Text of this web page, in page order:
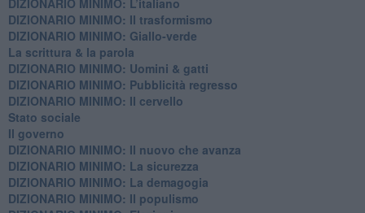
DIZIONARIO MINIMO: Il trasformismo
DIZIONARIO MINIMO: Giallo-verde
La scrittura & la parola
​DIZIONARIO MINIMO: Uomini & gatti
DIZIONARIO MINIMO: ​Pubblicità regresso
DIZIONARIO MINIMO: Il cervello
Stato sociale
Il governo
DIZIONARIO MINIMO: Il nuovo che avanza
DIZIONARIO MINIMO: La sicurezza
DIZIONARIO MINIMO: La demagogia
DIZIONARIO MINIMO: Il populismo